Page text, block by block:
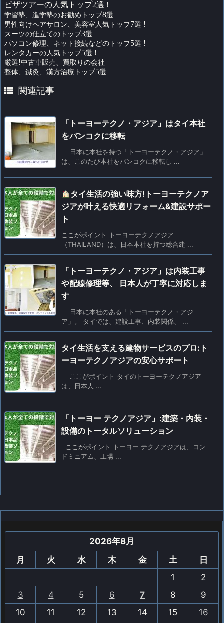
ビザツアーの人気トップ2選 !
学習塾、進学塾のお勧めトップ8選
男性向けヘアサロン、美容室人気トップ7選 !
スーツの仕立てのトップ3選
パソコン修理、ネット接続などのトップ5選 !
レンタカーの人気トップ5選 !
厳選!中古車販売、買取りの会社
整体、鍼灸、漢方治療トップ5選
 関連記事
「トーヨーテクノ・アジア」はタイ本社
をバンコクに移転
日本に本社を持つ「トーヨーテクノ・アジア」
は、このたび本社をバンコクに移転し ...
タイ生活の強い味方!トーヨーテクノア
ジアが叶える快適リフォーム&建設サポー
ト
ここがポイント トーヨーテクノアジア
（THAILAND）は、日本本社を持つ総合建 ...
「トーヨーテクノ・アジア」は内装工事
や配線修理等、 日本人が丁寧に対応しま
す
日本に本社のある「トーヨーテクノ・アジ
ア」。 タイでは、建設工事、内装関係、 ...
タイ生活を支える建物サービスのプロ:ト
ーヨーテクノアジアの安心サポート
ここがポイント タイのトーヨーテクノアジア
は、日本人 ...
「トーヨー テクノアジア」:建築・内装・
設備のトータルソリューション
ここがポイント トーヨー テクノアジアは、コン​​
ドミニアム、工場 ...
2026年8月
月
火 水 木 金 土
日
1
2
3
4 5 6 7 8
9
10
11 12 13 14 15
16